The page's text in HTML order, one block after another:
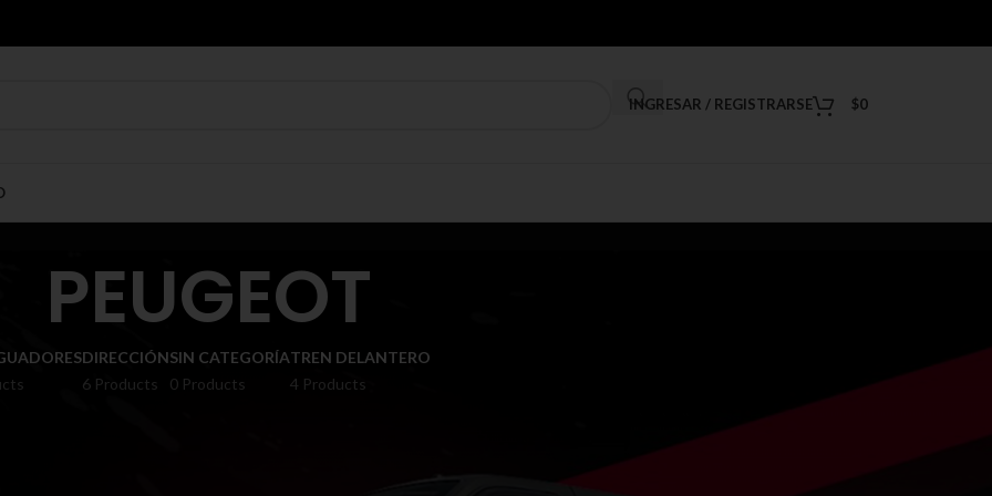
INGRESAR / REGISTRARSE $0
PEUGEOT
DIRECCIÓN
6 Products
SIN CATEGORÍA
0 Products
TREN DELANTERO
4 Products